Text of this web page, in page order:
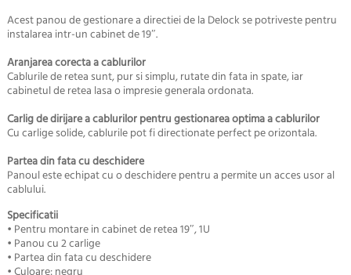
Acest panou de gestionare a directiei de la Delock se potriveste pentru
instalarea intr-un cabinet de 19″.
Aranjarea corecta a cablurilor
Cablurile de retea sunt, pur si simplu, rutate din fata in spate, iar
cabinetul de retea lasa o impresie generala ordonata.
Carlig de dirijare a cablurilor pentru gestionarea optima a cablurilor
Cu carlige solide, cablurile pot fi directionate perfect pe orizontala.
Partea din fata cu deschidere
Panoul este echipat cu o deschidere pentru a permite un acces usor al
cablului.
Specificatii
• Pentru montare in cabinet de retea 19″, 1U
• Panou cu 2 carlige
• Partea din fata cu deschidere